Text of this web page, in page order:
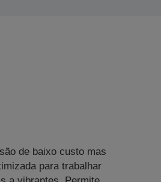
de baixo custo mas
para trabalhar